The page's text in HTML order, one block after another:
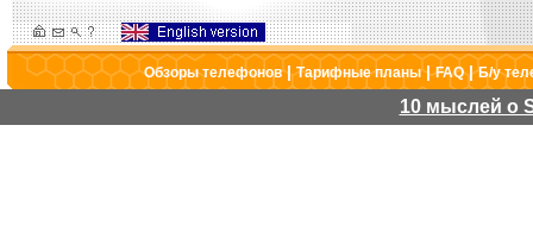
Обзоры телефонов|Тарифные планы|FAQ|Б/у
10 мыслей о